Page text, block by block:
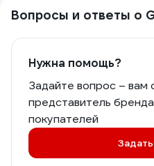
Вопросы и ответы о
Нужна помощь?
Задайте вопрос – вам
представитель
покупателей